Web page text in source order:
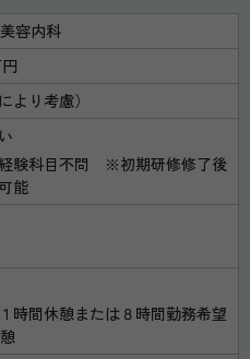
美容内科
より考慮）
験科目不問 ※初期研修修了後
能
時間休憩または８時間勤務希望